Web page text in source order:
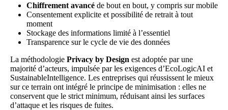
Chiffrement avancé de bout en bout, y compris sur mobile
Consentement explicite et possibilité de retrait à tout
moment
Stockage des informations limité à l’essentiel
Transparence sur le cycle de vie des données
La méthodologie Privacy by Design est adoptée par une
majorité d’acteurs, impulsée par les exigences d’EcoLogicAI et
SustainableIntelligence. Les entreprises qui réussissent le mieux
sur ce terrain ont intégré le principe de minimisation : elles ne
conservent que le strict minimum, réduisant ainsi les surfaces
d’attaque et les risques de fuites.